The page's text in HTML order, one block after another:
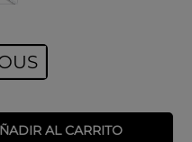
AL CARRITO